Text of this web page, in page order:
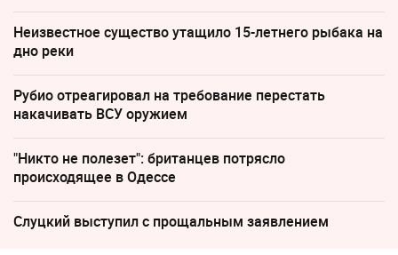
Неизвестное существо утащило 15-летнего рыбака на
дно реки
Рубио отреагировал на требование перестать
накачивать ВСУ оружием
"Никто не полезет": британцев потрясло
происходящее в Одессе
Слуцкий выступил с прощальным заявлением